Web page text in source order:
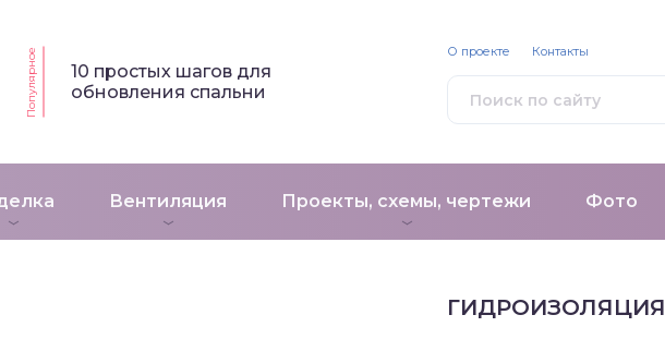
Популярное
10 простых шагов для
обновления спальни
Вентиляция Проекты, схемы, чертежи Фото
О проекте Контакты
ГИДРОИЗОЛЯЦИЯ